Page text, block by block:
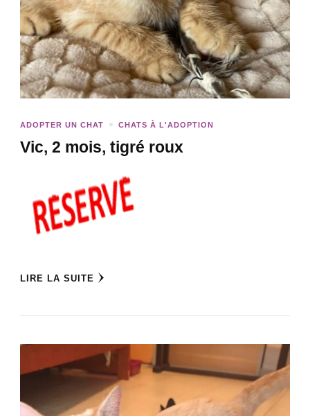
ADOPTER UN CHAT CHATS À L'ADOPTION
Vic, 2 mois, tigré roux
LIRE LA SUITE